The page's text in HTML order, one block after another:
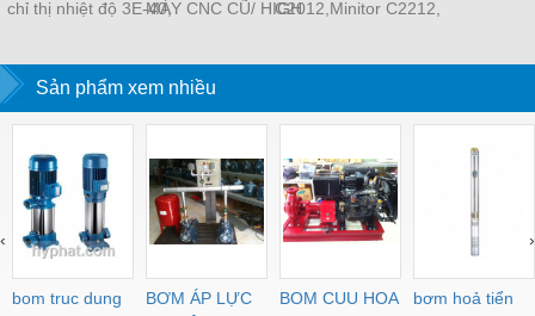
chỉ thị nhiệt độ 3E-40,
thermolabe Nigk
MÁY CNC CŨ/ HIGHC2012,Minitor C2212,
MINIMO máy mài siêu
khuôn mẫu Minitor
Sản phẩm xem nhiều
bom truc dung
BƠM ÁP LỰC
BOM CUU HOA
bơm hoả tiển
‹ ›